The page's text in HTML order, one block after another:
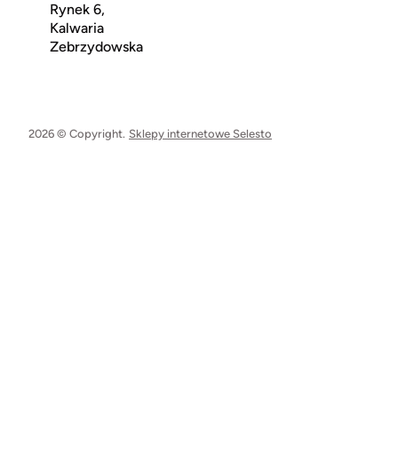
Rynek 6,
Kalwaria
Zebrzydowska
2026 © Copyright. Sklepy internetowe Selesto